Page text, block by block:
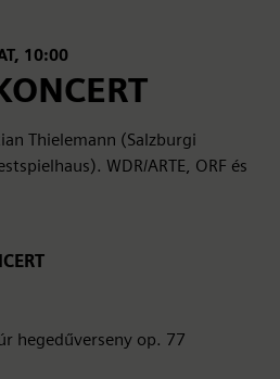
10:00
Thielemann (Salzburgi
WDR/ARTE, ORF és
hegedűverseny op. 77